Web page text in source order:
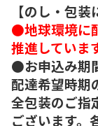
【のし・包装
●地球環境に
推進していま
●お申込み期
配達希望時期
全包装のご指
ございます。